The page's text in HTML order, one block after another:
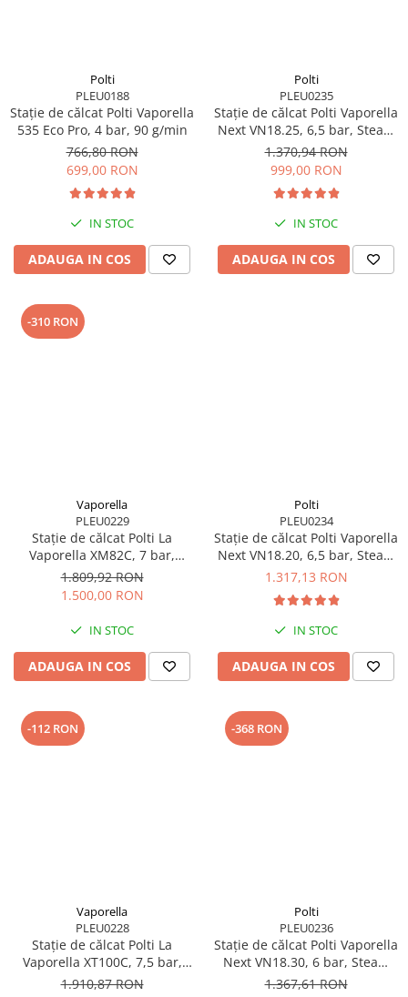
Polti
PLEU0188
Stație de călcat Polti Vaporella
535 Eco Pro, 4 bar, 90 g/min
766,80 RON
699,00 RON
IN STOC
ADAUGA IN COS
Polti
PLEU0235
Stație de călcat Polti Vaporella
Next VN18.25, 6,5 bar, Steam
Pulse 400 g
1.370,94 RON
999,00 RON
IN STOC
ADAUGA IN COS
-310 RON
Vaporella
PLEU0229
Stație de călcat Polti La
Vaporella XM82C, 7 bar,
Steam Pulse 450 g
1.809,92 RON
1.500,00 RON
IN STOC
ADAUGA IN COS
Polti
PLEU0234
Stație de călcat Polti Vaporella
Next VN18.20, 6,5 bar, Steam
Pulse 400 g
1.317,13 RON
IN STOC
ADAUGA IN COS
-112 RON
Vaporella
PLEU0228
Stație de călcat Polti La
Vaporella XT100C, 7,5 bar,
Steam Pulse 500 g
1.910,87 RON
-368 RON
Polti
PLEU0236
Stație de călcat Polti Vaporella
Next VN18.30, 6 bar, Steam
Pulse 350 g
1.367,61 RON